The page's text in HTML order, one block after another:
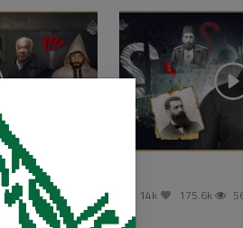
سفاح الجيزة
ديسمبر 1, 2023 395